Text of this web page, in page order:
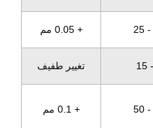
+ 0.05 مم
تغيير طفيف
+ 0.1 مم